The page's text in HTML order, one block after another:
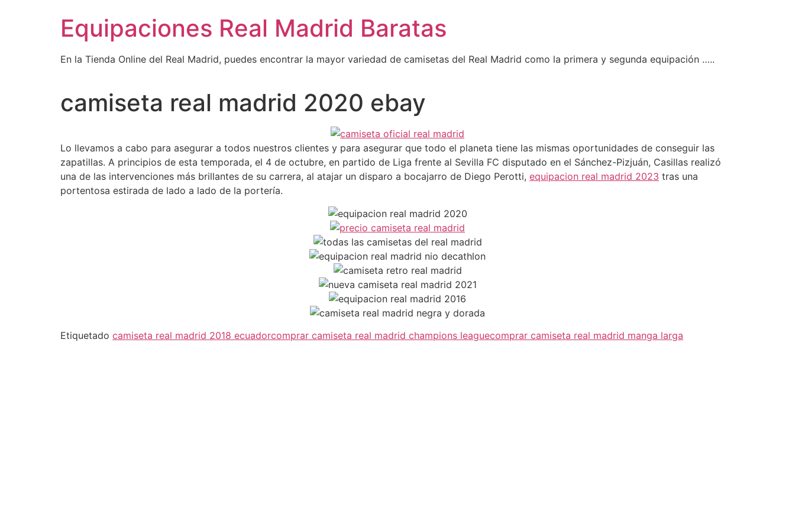
Equipaciones Real Madrid Baratas
En la Tienda Online del Real Madrid, puedes encontrar la mayor variedad de camisetas del Real Madrid como la primera y segunda equipación …..
camiseta real madrid 2020 ebay
Lo llevamos a cabo para asegurar a todos nuestros clientes y para asegurar que todo el planeta tiene las mismas oportunidades de conseguir las
zapatillas. A principios de esta temporada, el 4 de octubre, en partido de Liga frente al Sevilla FC disputado en el Sánchez-Pizjuán, Casillas realizó
una de las intervenciones más brillantes de su carrera, al atajar un disparo a bocajarro de Diego Perotti, equipacion real madrid 2023 tras una
portentosa estirada de lado a lado de la portería.
Etiquetado camiseta real madrid 2018 ecuadorcomprar camiseta real madrid champions leaguecomprar camiseta real madrid manga larga